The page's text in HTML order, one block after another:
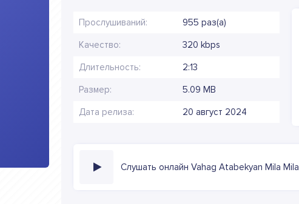
Прослушиваний: 955 раз(а)
Качество: 320 kbps
Длительность: 2:13
Размер: 5.09 MB
Дата релиза: 20 август 2024
Слушать онлайн Vahag Atabekyan Mila Mila